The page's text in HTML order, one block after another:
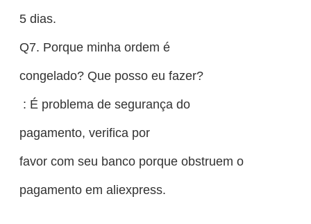
5 dias.
Q7. Porque minha ordem é
congelado? Que posso eu fazer?
: É problema de segurança do
pagamento, verifica por
favor com seu banco porque obstruem o
pagamento em aliexpress.